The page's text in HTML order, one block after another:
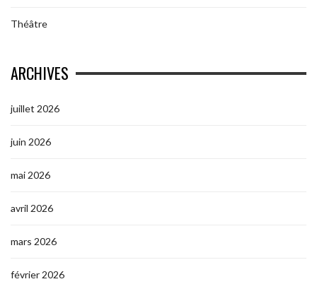
Théâtre
ARCHIVES
juillet 2026
juin 2026
mai 2026
avril 2026
mars 2026
février 2026